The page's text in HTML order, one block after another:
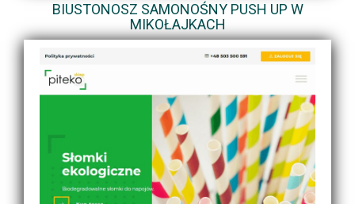
BIUSTONOSZ SAMONOŚNY PUSH UP W
MIKOŁAJKACH